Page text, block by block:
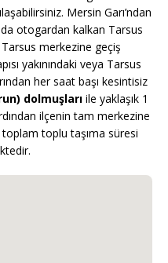
Mersin Garı’ndan
otogardan kalkan Tarsus
merkezine geçiş
yakınındaki veya Tarsus
her saat başı kesintisiz
dolmuşları ile yaklaşık 1
ilçenin tam merkezine
toplu taşıma süresi